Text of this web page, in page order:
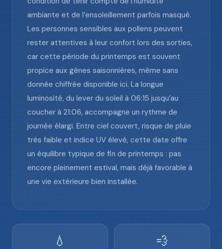
ambiante et de l’ensoleillement parfois masqué.
Les personnes sensibles aux pollens peuvent
rester attentives à leur confort lors des sorties,
car cette période du printemps est souvent
propice aux gênes saisonnières, même sans
donnée chiffrée disponible ici. La longue
luminosité, du lever du soleil à 06:15 jusqu’au
coucher à 21:06, accompagne un rythme de
journée élargi. Entre ciel couvert, risque de pluie
très faible et indice UV élevé, cette date offre
un équilibre typique de fin de printemps : pas
encore pleinement estival, mais déjà favorable à
une vie extérieure bien installée.
💧 💨